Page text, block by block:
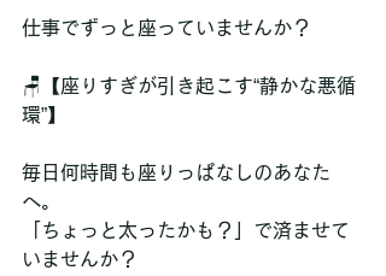
仕事でずっと座っていませんか？
🪑【座りすぎが引き起こす“静かな悪循
環”】
毎日何時間も座りっぱなしのあなた
へ。
「ちょっと太ったかも？」で済ませて
いませんか？